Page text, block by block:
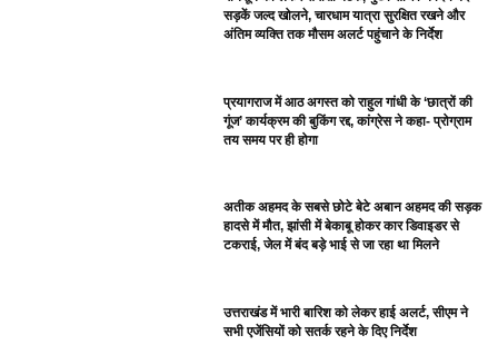
सड़कें जल्द खोलने, चारधाम यात्रा सुरक्षित रखने और
अंतिम व्यक्ति तक मौसम अलर्ट पहुंचाने के निर्देश
प्रयागराज में आठ अगस्त को राहुल गांधी के ‘छात्रों की
गूंज’ कार्यक्रम की बुकिंग रद्द, कांग्रेस ने कहा- प्रोग्राम
तय समय पर ही होगा
अतीक अहमद के सबसे छोटे बेटे अबान अहमद की सड़क
हादसे में मौत, झांसी में बेकाबू होकर कार डिवाइडर से
टकराई, जेल में बंद बड़े भाई से जा रहा था मिलने
उत्तराखंड में भारी बारिश को लेकर हाई अलर्ट, सीएम ने
सभी एजेंसियों को सतर्क रहने के दिए निर्देश